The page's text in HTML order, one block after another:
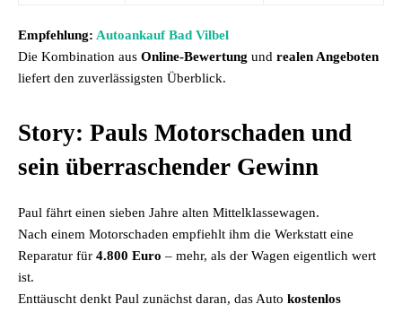
Empfehlung: Autoankauf Bad Vilbel
Die Kombination aus Online-Bewertung und realen Angeboten
liefert den zuverlässigsten Überblick.
Story: Pauls Motorschaden und
sein überraschender Gewinn
Paul fährt einen sieben Jahre alten Mittelklassewagen.
Nach einem Motorschaden empfiehlt ihm die Werkstatt eine
Reparatur für 4.800 Euro – mehr, als der Wagen eigentlich wert
ist.
Enttäuscht denkt Paul zunächst daran, das Auto kostenlos